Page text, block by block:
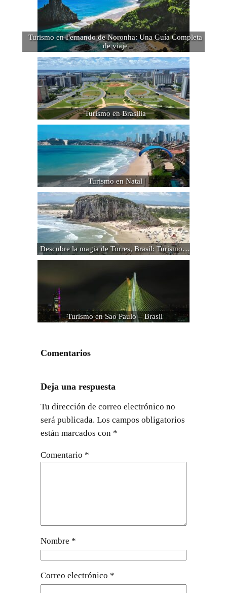
Turismo en Fernando de Noronha: Una Guía Completa
de viaje
Turismo en Brasilia
Turismo en Natal
Descubre la magia de Torres, Brasil: Turismo…
Turismo en Sao Paulo – Brasil
Comentarios
Deja una respuesta
Tu dirección de correo electrónico no
será publicada. Los campos obligatorios
están marcados con *
Comentario *
Nombre *
Correo electrónico *